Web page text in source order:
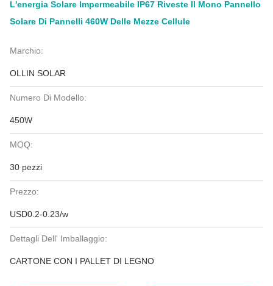
L'energia Solare Impermeabile IP67 Riveste Il Mono Pannello
Solare Di Pannelli 460W Delle Mezze Cellule
Marchio:
OLLIN SOLAR
Numero Di Modello:
450W
MOQ:
30 pezzi
Prezzo:
USD0.2-0.23/w
Dettagli Dell' Imballaggio:
CARTONE CON I PALLET DI LEGNO